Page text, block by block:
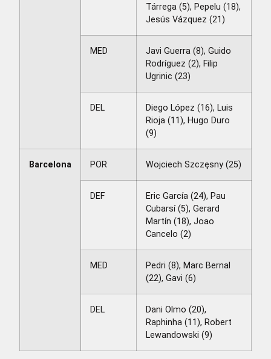
Tárrega (5), Pepelu (18),
Jesús Vázquez (21)
MED
Javi Guerra (8), Guido
Rodríguez (2), Filip
Ugrinic (23)
DEL
Diego López (16), Luis
Rioja (11), Hugo Duro
(9)
Barcelona POR Wojciech Szczęsny (25)
DEF
Eric García (24), Pau
Cubarsí (5), Gerard
Martín (18), Joao
Cancelo (2)
MED
Pedri (8), Marc Bernal
(22), Gavi (6)
DEL
Dani Olmo (20),
Raphinha (11), Robert
Lewandowski (9)